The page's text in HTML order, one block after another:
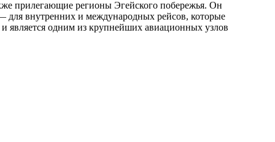
прилегающие регионы Эгейского побережья. Он
для внутренних и международных рейсов, которые
является одним из крупнейших авиационных узлов